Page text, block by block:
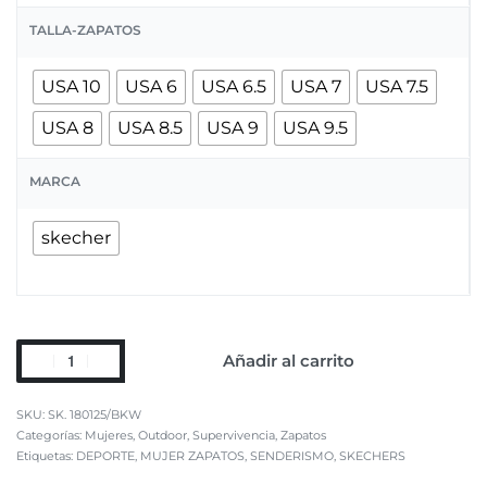
TALLA-ZAPATOS
USA 10 USA 6 USA 6.5 USA 7
USA 7.5
USA 8
USA 8.5 USA 9 USA 9.5
MARCA
skecher
Añadir al carrito
SK. 180125/BKW
Categorías: Mujeres Outdoor Supervivencia Zapatos
Etiquetas: DEPORTE MUJER ZAPATOS SENDERISMO SKECHERS